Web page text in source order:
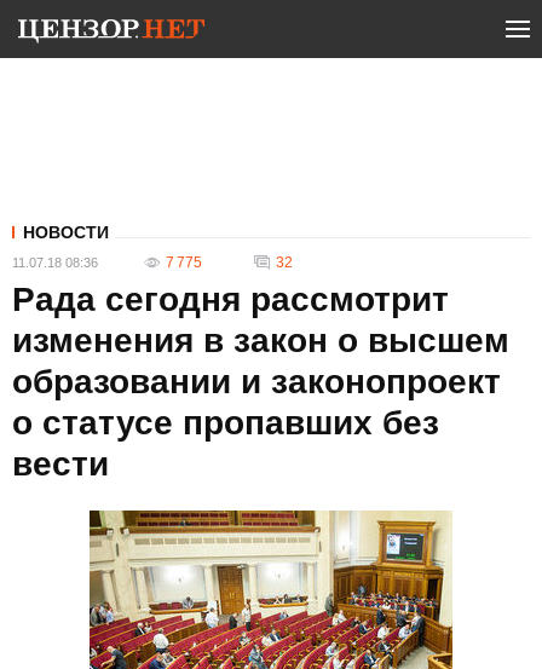
НОВОСТИ
11.07.18 08:36 7 775 32
Рада сегодня рассмотрит
изменения в закон о высшем
образовании и законопроект
о статусе пропавших без
вести